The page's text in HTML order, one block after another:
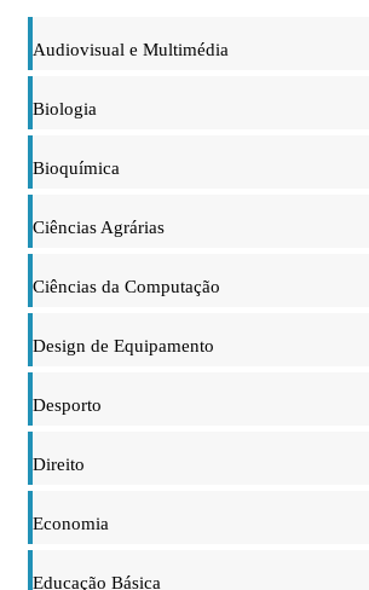
Audiovisual e Multimédia
Biologia
Bioquímica
Ciências Agrárias
Ciências da Computação
Design de Equipamento
Desporto
Direito
Economia
Educação Básica